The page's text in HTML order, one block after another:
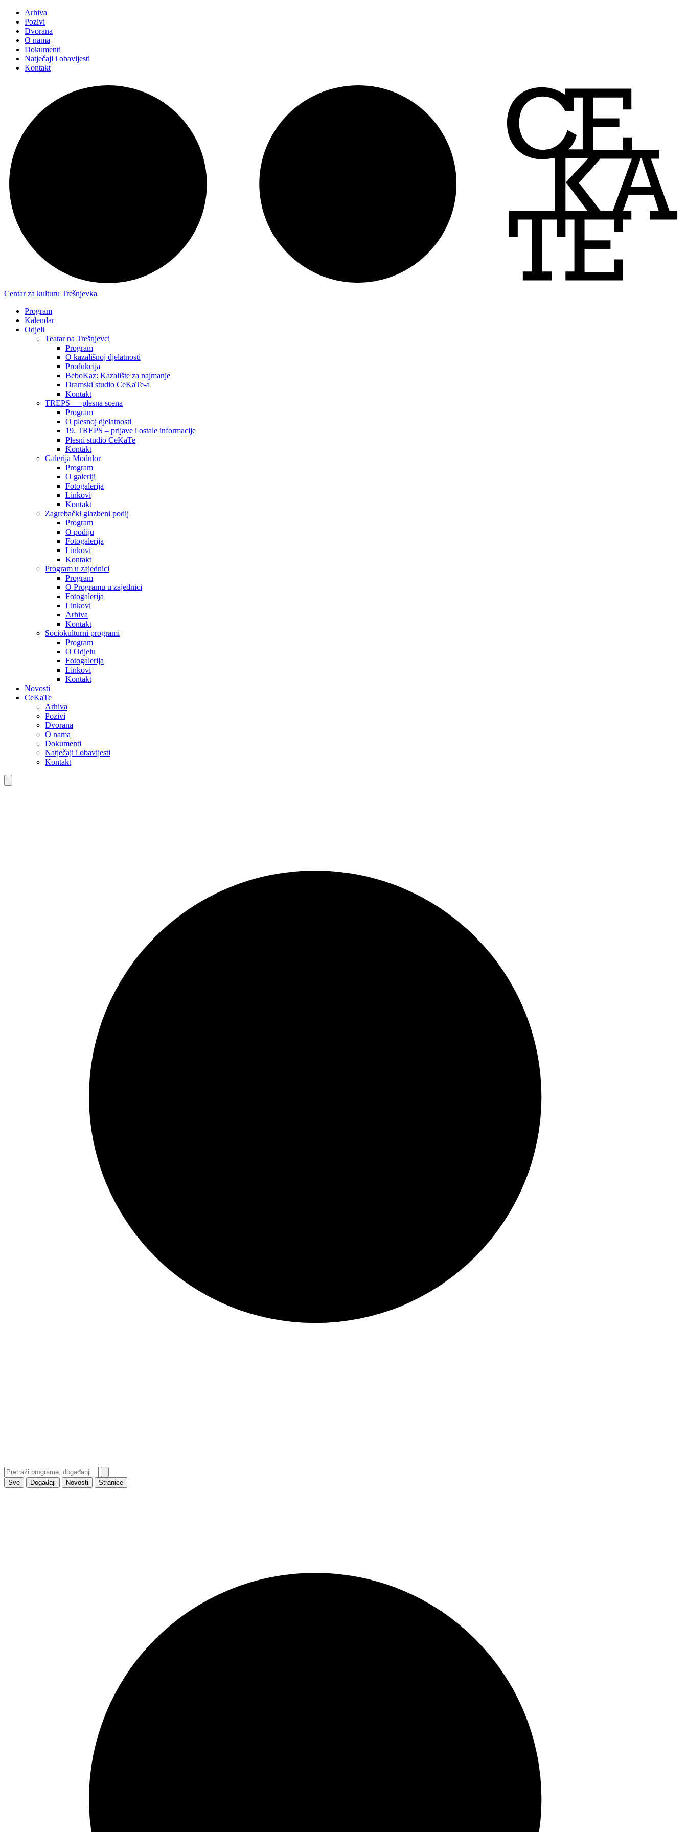
Arhiva
Pozivi
Dvorana
O nama
Dokumenti
Natječaji i obavijesti
Kontakt
Centar za kulturu Trešnjevka
Program
Kalendar
Odjeli
Teatar na Trešnjevci
Program
O kazališnoj djelatnosti
Produkcija
BeboKaz: Kazalište za najmanje
Dramski studio CeKaTe-a
Kontakt
TREPS — plesna scena
Program
O plesnoj djelatnosti
19. TREPS – prijave i ostale informacije
Plesni studio CeKaTe
Kontakt
Galerija Modulor
Program
O galeriji
Fotogalerija
Linkovi
Kontakt
Zagrebački glazbeni podij
Program
O podiju
Fotogalerija
Linkovi
Kontakt
Program u zajednici
Program
O Programu u zajednici
Fotogalerija
Linkovi
Arhiva
Kontakt
Sociokulturni programi
Program
O Odjelu
Fotogalerija
Linkovi
Kontakt
Novosti
CeKaTe
Arhiva
Pozivi
Dvorana
O nama
Dokumenti
Natječaji i obavijesti
Kontakt
Sve Događaji Novosti Stranice